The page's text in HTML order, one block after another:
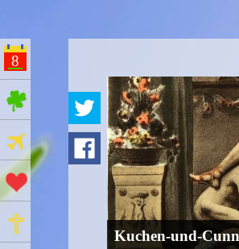
8
ges Feiertage
Ferien
Aktionstage
Gedenktage
Kuchen-und-